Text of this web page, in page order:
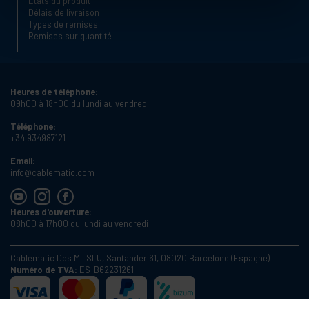
Délais de livraison
Types de remises
Remises sur quantité
Heures de téléphone:
09h00 à 18h00 du lundi au vendredi
Téléphone:
+34 934987121
Email:
info@cablematic.com
Heures d'ouverture:
08h00 à 17h00 du lundi au vendredi
Cablematic Dos Mil SLU, Santander 61, 08020 Barcelone (Espagne)
Numéro de TVA: ES-B62231261